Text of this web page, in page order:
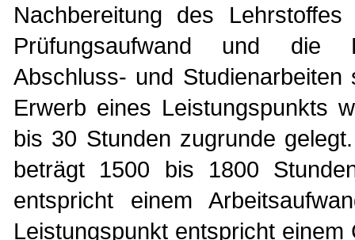
Nachbereitung des
Prüfungsaufwand und die
Abschluss- und
Erwerb eines Leistungspunkts
bis 30 Stunden zugrunde
beträgt 1500 bis 1800
entspricht einem
Leistungspunkt entspricht